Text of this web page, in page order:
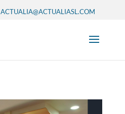
ACTUALIA@ACTUALIASL.COM